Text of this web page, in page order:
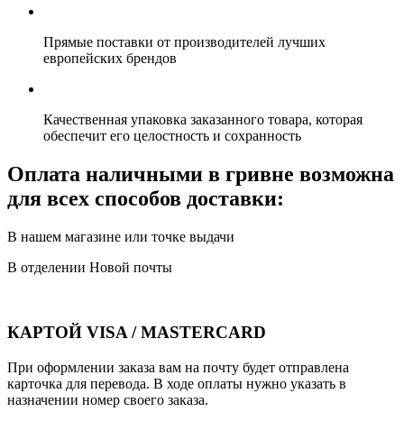
Прямые поставки от производителей лучших
европейских брендов
Качественная упаковка заказанного товара, которая
обеспечит его целостность и сохранность
Оплата наличными в гривне возможна
для всех способов доставки:
В нашем магазине или точке выдачи
В отделении Новой почты
КАРТОЙ VISA / MASTERCARD
При оформлении заказа вам на почту будет отправлена
карточка для перевода. В ходе оплаты нужно указать в
назначении номер своего заказа.